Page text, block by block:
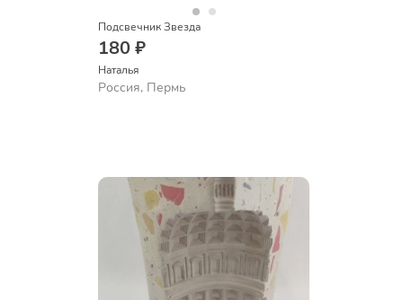
Подсвечник Звезда
180 ₽
Наталья
Россия, Пермь